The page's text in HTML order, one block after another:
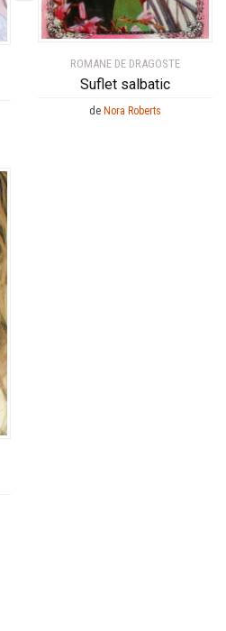
ROMANE DE DRAGOSTE
Suflet salbatic
de Nora Roberts